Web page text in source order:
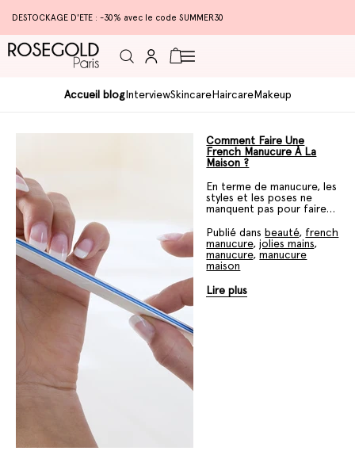
DESTOCKAGE D'ETE : -30% avec le code SUMMER30
ConnexionPanier
Accueil blogInterviewSkincareHaircareMakeup
Comment Faire Une
French Manucure À La
Maison ?
En terme de manucure, les
styles et les poses ne
manquent pas pour faire
celles qui cartonnent, on
retrouve la french
manucure. Cette pose à
l'esthétique léchée
canons en quelques coups
de pinceaux. Comment la
Publié dans beauté, french
manucure,jolies mains,
manucure,manucure
maison
Lire plus